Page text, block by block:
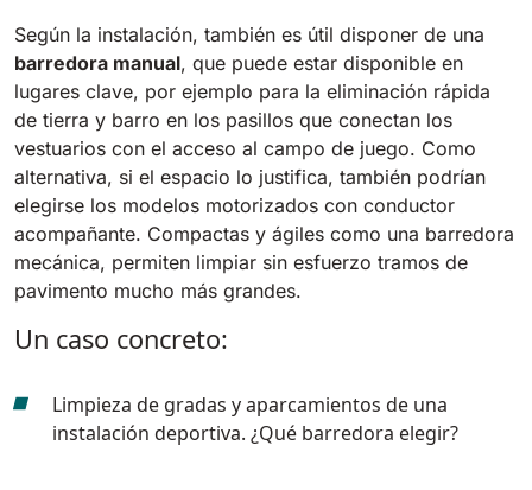
Según la instalación, también es útil disponer de una
barredora manual, que puede estar disponible en
lugares clave, por ejemplo para la eliminación rápida
de tierra y barro en los pasillos que conectan los
vestuarios con el acceso al campo de juego. Como
alternativa, si el espacio lo justifica, también podrían
elegirse los modelos motorizados con conductor
acompañante. Compactas y ágiles como una barredora
mecánica, permiten limpiar sin esfuerzo tramos de
pavimento mucho más grandes.
Un caso concreto:
Limpieza de gradas y aparcamientos de una
instalación deportiva. ¿Qué barredora elegir?